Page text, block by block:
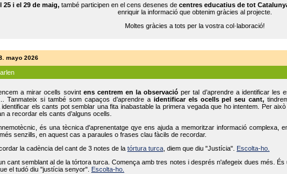
25 i el 29 de maig,també participen en el cens desenes de centres educatius de tot
enriquir la informació que obtenim gràcies al projecte.
Moltes gràcies a tots per la vostra col·laboració!
mayo 2026
a mirar ocells sovint ens centrem en la observació per tal d’aprendre a identificar les
Tanmateix si també som capaços d’aprendre a identificar els ocells pel seu cant,
els cants pot semblar una fita inabastable la primera vegada que ho intentem. Per
a recordar els cants d’alguns ocells.
és una tècnica d'aprenentatge qye ens ajuda a memoritzar informació complexa,
senzills, en aquest cas a paraules o frases clau fàcils de recordar.
la cadència del cant de 3 notes de la tórtura turca , diem que diu "Justícia".
Escolta-ho.
cant semblant al de la tórtora turca. Comença amb tres notes i després n'afegeix dues més.
el tudó diu "justícia senyor".
Escolta-ho.